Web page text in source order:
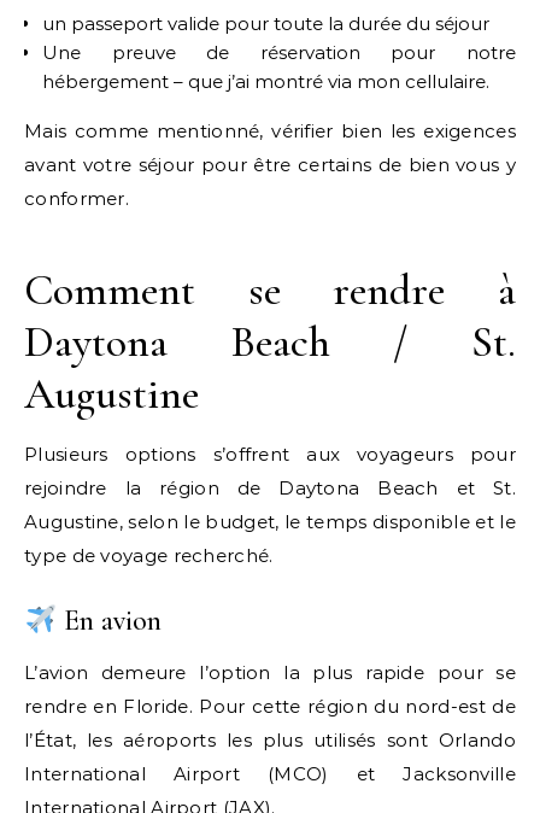
un passeport valide pour toute la durée du séjour
Une preuve de réservation pour notre
hébergement – que j’ai montré via mon cellulaire.
Mais comme mentionné, vérifier bien les exigences
avant votre séjour pour être certains de bien vous y
conformer.
Comment se rendre à
Daytona Beach / St.
Augustine
Plusieurs options s’offrent aux voyageurs pour
rejoindre la région de Daytona Beach et St.
Augustine, selon le budget, le temps disponible et le
type de voyage recherché.
En avion
L’avion demeure l’option la plus rapide pour se
rendre en Floride. Pour cette région du nord-est de
l’État, les aéroports les plus utilisés sont Orlando
International Airport (MCO) et Jacksonville
International Airport (JAX).